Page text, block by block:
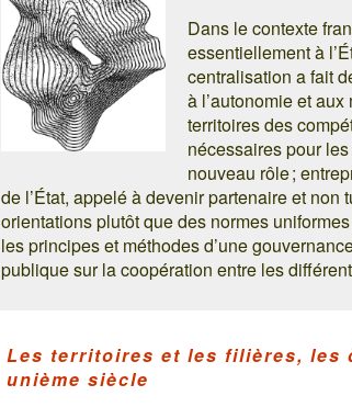
Dans le contexte
essentiellement à
centralisation a fait
à l’autonomie et
territoires des
nécessaires pour
nouveau rôle ;
de l’État, appelé à devenir partenaire et non
orientations plutôt que des normes
les principes et méthodes d’une
publique sur la coopération entre les
Les territoires et les filières, les
unième siècle